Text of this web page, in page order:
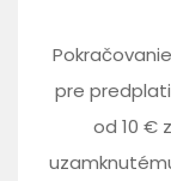
pre
od 10 €